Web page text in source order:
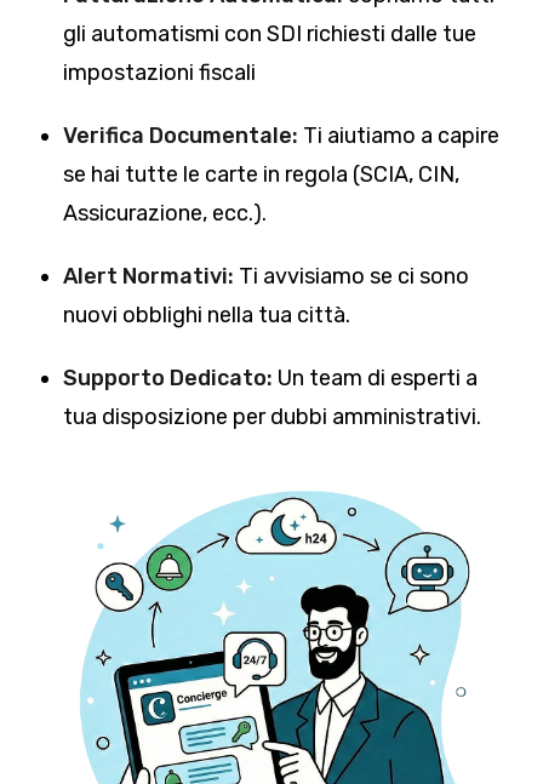
gli automatismi con SDI richiesti dalle tue
impostazioni fiscali
Verifica Documentale: Ti aiutiamo a capire
se hai tutte le carte in regola (SCIA, CIN,
Assicurazione, ecc.).
Alert Normativi: Ti avvisiamo se ci sono
nuovi obblighi nella tua città.
Supporto Dedicato: Un team di esperti a
tua disposizione per dubbi amministrativi.